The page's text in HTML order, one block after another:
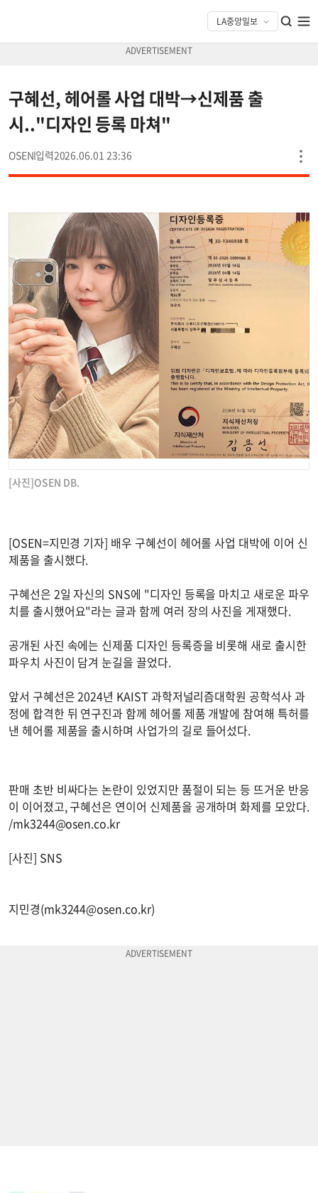
구혜선, 헤어롤 사업 대박→신제품 출
시.."디자인 등록 마쳐"
OSEN 2026.06.01 23:36
[사진]OSEN DB.
[OSEN=지민경 기자] 배우 구혜선이 헤어롤 사업 대박에 이어 신
제품을 출시했다.
구혜선은 2일 자신의 SNS에 "디자인 등록을 마치고 새로운 파우
치를 출시했어요"라는 글과 함께 여러 장의 사진을 게재했다.
공개된 사진 속에는 신제품 디자인 등록증을 비롯해 새로 출시한
파우치 사진이 담겨 눈길을 끌었다.
앞서 구혜선은 2024년 KAIST 과학저널리즘대학원 공학석사 과
정에 합격한 뒤 연구진과 함께 헤어롤 제품 개발에 참여해 특허를
낸 헤어롤 제품을 출시하며 사업가의 길로 들어섰다.
판매 초반 비싸다는 논란이 있었지만 품절이 되는 등 뜨거운 반응
이 이어졌고, 구혜선은 연이어 신제품을 공개하며 화제를 모았다.
/mk3244@osen.co.kr
[사진] SNS
지민경(mk3244@osen.co.kr)